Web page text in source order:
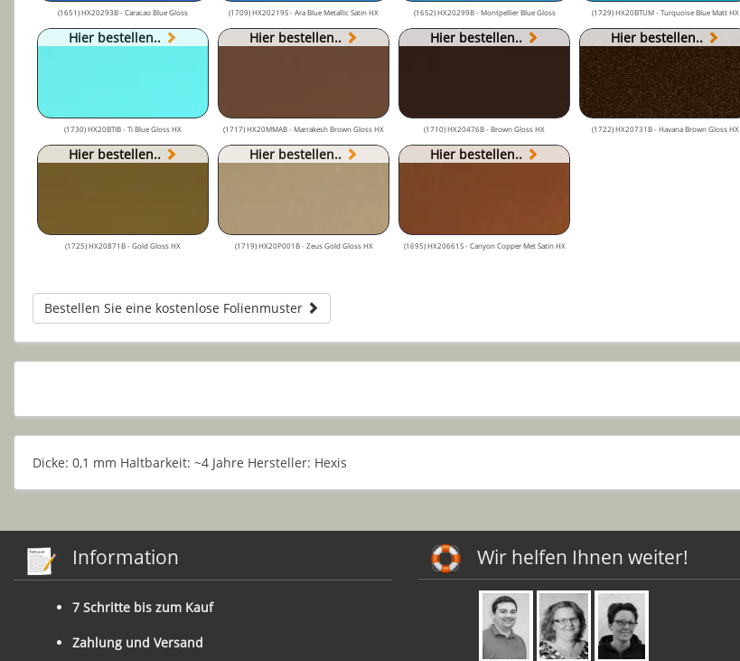
(1651) HX20293B - Caracao Blue Gloss (1709) HX20219S - Ara Blue Metallic Satin HX (1652) HX20299B - Montpellier Blue Gloss (1729) HX20BTUM - Turquoise Blue Matt HX
Hier bestellen..
(1730) HX20BTIB - Ti Blue Gloss HX
Hier bestellen..
(1717) HX20MMAB - Marrakesh Brown Gloss HX
Hier bestellen..
(1710) HX20476B - Brown Gloss HX
Hier bestellen..
(1722) HX20731B - Havana Brown Gloss HX
Hier bestellen..
(1725) HX20871B - Gold Gloss HX
Hier bestellen..
(1719) HX20P001B - Zeus Gold Gloss HX
Hier bestellen..
(1695) HX20661S - Canyon Copper Met Satin HX
Bestellen Sie eine kostenlose Folienmuster
Dicke: 0,1 mm Haltbarkeit: ~4 Jahre Hersteller: Hexis
Information
7 Schritte bis zum Kauf
Zahlung und Versand
Wir helfen Ihnen weiter!